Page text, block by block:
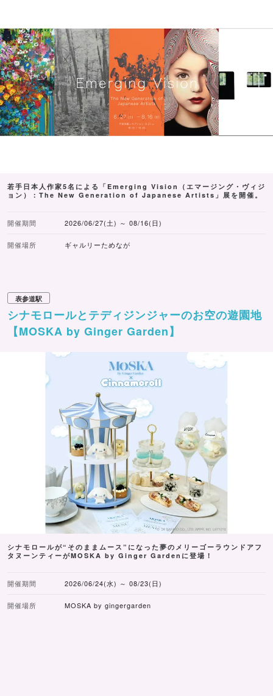
若手日本人作家5名による「Emerging Vision（エマージング・ヴィジ
ョン）：The New Generation of Japanese Artists」展を開催。
開催期間 2026/06/27(土) ～ 08/16(日)
開催場所 ギャルリーためなが
表参道駅
シナモロールとテディジンジャーのお空の遊園地
【MOSKA by Ginger Garden】
シナモロールが“そのままムース”になった夢のメリーゴーラウンドアフ
タヌーンティーがMOSKA by Ginger Gardenに登場！
開催期間 2026/06/24(水) ～ 08/23(日)
開催場所 MOSKA by gingergarden